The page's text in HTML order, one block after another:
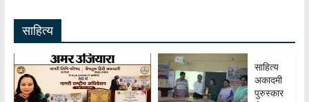
A
p
p
o
k
m
e
dI
n
साहित्य
साहित्य
अकादमी
पुरुस्कार